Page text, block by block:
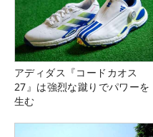
アディダス『コードカオス
27』は強烈な蹴りでパワーを
生む